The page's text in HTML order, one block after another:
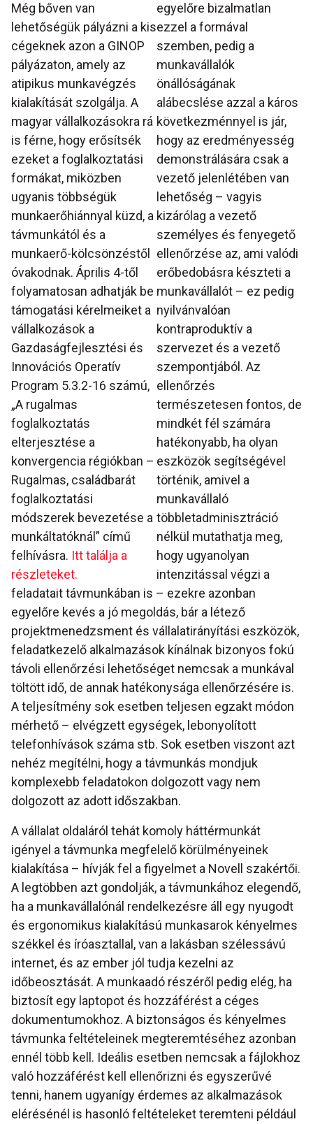
Még bőven van
lehetőségük pályázni a kis
cégeknek azon a GINOP
pályázaton, amely az
atipikus munkavégzés
kialakítását szolgálja. A
magyar vállalkozásokra rá
is férne, hogy erősítsék
ezeket a foglalkoztatási
formákat, miközben
ugyanis többségük
munkaerőhiánnyal küzd, a
távmunkától és a
munkaerő-kölcsönzéstől
óvakodnak. Április 4-től
folyamatosan adhatják be
támogatási kérelmeiket a
vállalkozások a
Gazdaságfejlesztési és
Innovációs Operatív
Program 5.3.2-16 számú,
„A rugalmas
foglalkoztatás
elterjesztése a
konvergencia régiókban –
Rugalmas, családbarát
foglalkoztatási
módszerek bevezetése a
munkáltatóknál” című
felhívásra. Itt találja a
részleteket.
egyelőre bizalmatlan
ezzel a formával
szemben, pedig a
munkavállalók
önállóságának
alábecslése azzal a káros
következménnyel is jár,
hogy az eredményesség
demonstrálására csak a
vezető jelenlétében van
lehetőség – vagyis
kizárólag a vezető
személyes és fenyegető
ellenőrzése az, ami valódi
erőbedobásra készteti a
munkavállalót – ez pedig
nyilvánvalóan
kontraproduktív a
szervezet és a vezető
szempontjából. Az
ellenőrzés
természetesen fontos, de
mindkét fél számára
hatékonyabb, ha olyan
eszközök segítségével
történik, amivel a
munkavállaló
többletadminisztráció
nélkül mutathatja meg,
hogy ugyanolyan
intenzitással végzi a
feladatait távmunkában is – ezekre azonban
egyelőre kevés a jó megoldás, bár a létező
projektmenedzsment és vállalatirányítási eszközök,
feladatkezelő alkalmazások kínálnak bizonyos fokú
távoli ellenőrzési lehetőséget nemcsak a munkával
töltött idő, de annak hatékonysága ellenőrzésére is.
A teljesítmény sok esetben teljesen egzakt módon
mérhető – elvégzett egységek, lebonyolított
telefonhívások száma stb. Sok esetben viszont azt
nehéz megítélni, hogy a távmunkás mondjuk
komplexebb feladatokon dolgozott vagy nem
dolgozott az adott időszakban.
A vállalat oldaláról tehát komoly háttérmunkát
igényel a távmunka megfelelő körülményeinek
kialakítása – hívják fel a figyelmet a Novell szakértői.
A legtöbben azt gondolják, a távmunkához elegendő,
ha a munkavállalónál rendelkezésre áll egy nyugodt
és ergonomikus kialakítású munkasarok kényelmes
székkel és íróasztallal, van a lakásban szélessávú
internet, és az ember jól tudja kezelni az
időbeosztását. A munkaadó részéről pedig elég, ha
biztosít egy laptopot és hozzáférést a céges
dokumentumokhoz. A biztonságos és kényelmes
távmunka feltételeinek megteremtéséhez azonban
ennél több kell. Ideális esetben nemcsak a fájlokhoz
való hozzáférést kell ellenőrizni és egyszerűvé
tenni, hanem ugyanígy érdemes az alkalmazások
elérésénél is hasonló feltételeket teremteni például